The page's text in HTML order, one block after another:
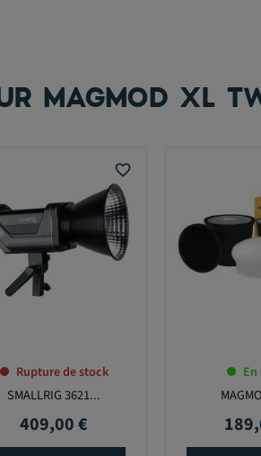
MAGMOD XL
favorite_border
Rupture de stock
SMALLRIG 3621...
Prix
409,00 € Prix